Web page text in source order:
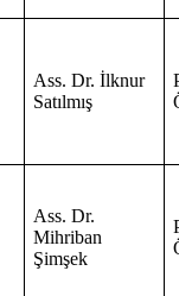
Ass. Dr. İlknur
Satılmış
Ass. Dr.
Mihriban
Şimşek